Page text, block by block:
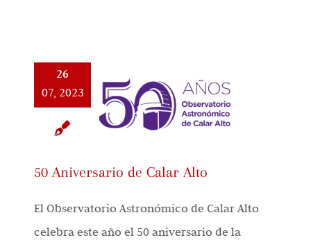
26
07, 2023
50 Aniversario de Calar Alto
El Observatorio Astronómico de Calar Alto
celebra este año el 50 aniversario de la